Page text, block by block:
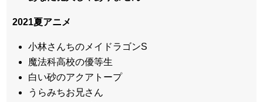
2021夏アニメ
小林さんちのメイドラゴンS
魔法科高校の優等生
白い砂のアクアトープ
うらみちお兄さん